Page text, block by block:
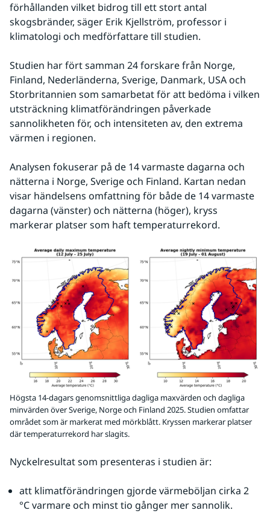
förhållanden vilket bidrog till ett stort antal
skogsbränder, säger Erik Kjellström, professor i
klimatologi och medförfattare till studien.
Studien har fört samman 24 forskare från Norge,
Finland, Nederländerna, Sverige, Danmark, USA och
Storbritannien som samarbetat för att bedöma i vilken
utsträckning klimatförändringen påverkade
sannolikheten för, och intensiteten av, den extrema
värmen i regionen.
Analysen fokuserar på de 14 varmaste dagarna och
nätterna i Norge, Sverige och Finland. Kartan nedan
visar händelsens omfattning för både de 14 varmaste
dagarna (vänster) och nätterna (höger), kryss
markerar platser som haft temperaturrekord.
Högsta 14-dagars genomsnittliga dagliga maxvärden och dagliga
minvärden över Sverige, Norge och Finland 2025. Studien omfattar
området som är markerat med mörkblått. Kryssen markerar platser
där temperaturrekord har slagits.
Nyckelresultat som presenteras i studien är:
att klimatförändringen gjorde värmeböljan cirka 2
°C varmare och minst tio gånger mer sannolik.